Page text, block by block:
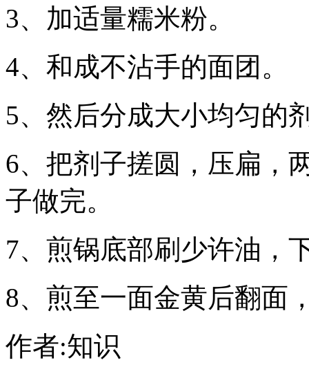
3、加适量糯米粉。
4、和成不沾手的面团。
5、然后分成大小均匀的
6、把剂子搓圆，压扁，
子做完。
7、煎锅底部刷少许油，
8、煎至一面金黄后翻面
作者:知识